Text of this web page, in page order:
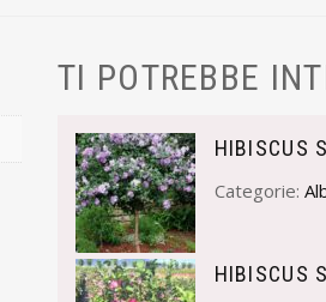
TI POTREBBE
HIBISCUS
Categorie:
HIBISCUS